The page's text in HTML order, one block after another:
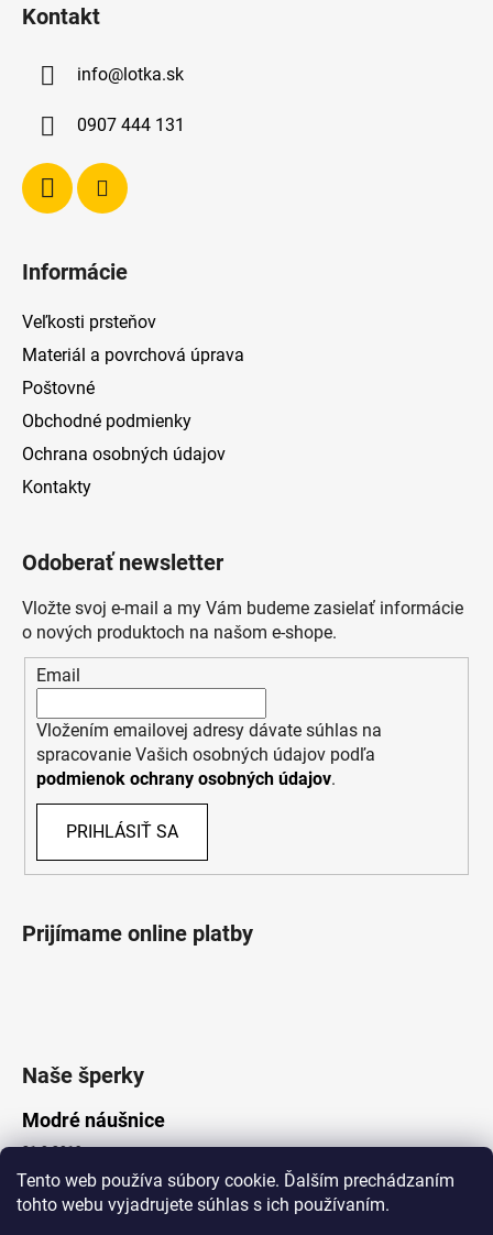
Tento web používa súbory cookie. Ďalším prechádzaním
tohto webu vyjadrujete súhlas s ich používaním.
Kontakt
info@lotka.sk
0907 444 131
Informácie
Veľkosti prsteňov
Materiál a povrchová úprava
Poštovné
Obchodné podmienky
Ochrana osobných údajov
Kontakty
Odoberať newsletter
Vložte svoj e-mail a my Vám budeme zasielať informácie
o nových produktoch na našom e-shope.
Email
Vložením emailovej adresy dávate súhlas na
spracovanie Vašich osobných údajov podľa
podmienok ochrany osobných údajov.
PRIHLÁSIŤ SA
Prijímame online platby
Naše šperky
Modré náušnice
21.8.2019